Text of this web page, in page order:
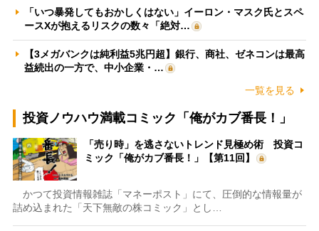
「いつ暴発してもおかしくはない」イーロン・マスク氏とスペ
ースXが抱えるリスクの数々「絶対…
【3メガバンクは純利益5兆円超】銀行、商社、ゼネコンは最高
益続出の一方で、中小企業・…
一覧を見る
投資ノウハウ満載コミック「俺がカブ番長！」
「売り時」を逃さないトレンド見極め術 投資コ
ミック「俺がカブ番長！」【第11回】
かつて投資情報雑誌「マネーポスト」にて、圧倒的な情報量が
詰め込まれた「天下無敵の株コミック」とし…